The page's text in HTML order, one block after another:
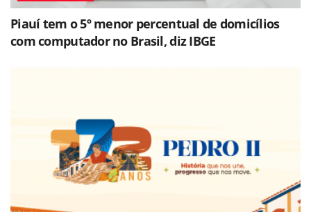
Piauí tem o 5º menor percentual de domicílios
com computador no Brasil, diz IBGE